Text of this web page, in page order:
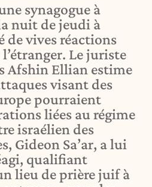
synagogue à
nuit de jeudi à
de vives réactions
l’étranger. Le juriste
Afshin Ellian estime
visant des
pourraient
liées au régime
israélien des
Gideon Sa’ar, a lui
qualifiant
lieu de prière juif à